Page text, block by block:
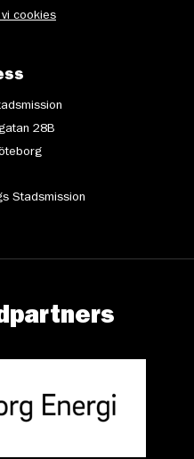
cookies
28B
Stadsmission